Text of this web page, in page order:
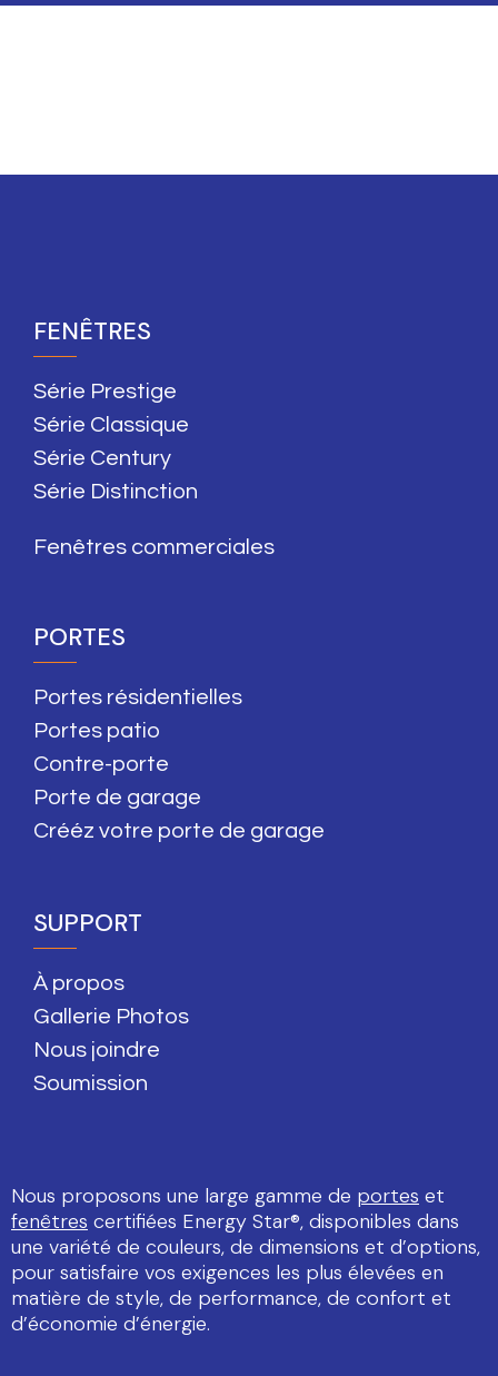
FENÊTRES
Série Prestige
Série Classique
Série Century
Série Distinction
Fenêtres commerciales
PORTES
Portes résidentielles
Portes patio
Contre-porte
Porte de garage
Crééz votre porte de garage
SUPPORT
À propos
Gallerie Photos
Nous joindre
Soumission
Nous proposons une large gamme de portes et
fenêtres certifiées Energy Star®, disponibles dans
une variété de couleurs, de dimensions et d’options,
pour satisfaire vos exigences les plus élevées en
matière de style, de performance, de confort et
d’économie d’énergie.